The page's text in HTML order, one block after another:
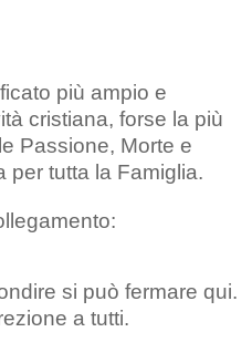
più ampio e
cristiana, forse la più
Passione, Morte e
per tutta la Famiglia.
si può fermare qui.
a tutti.